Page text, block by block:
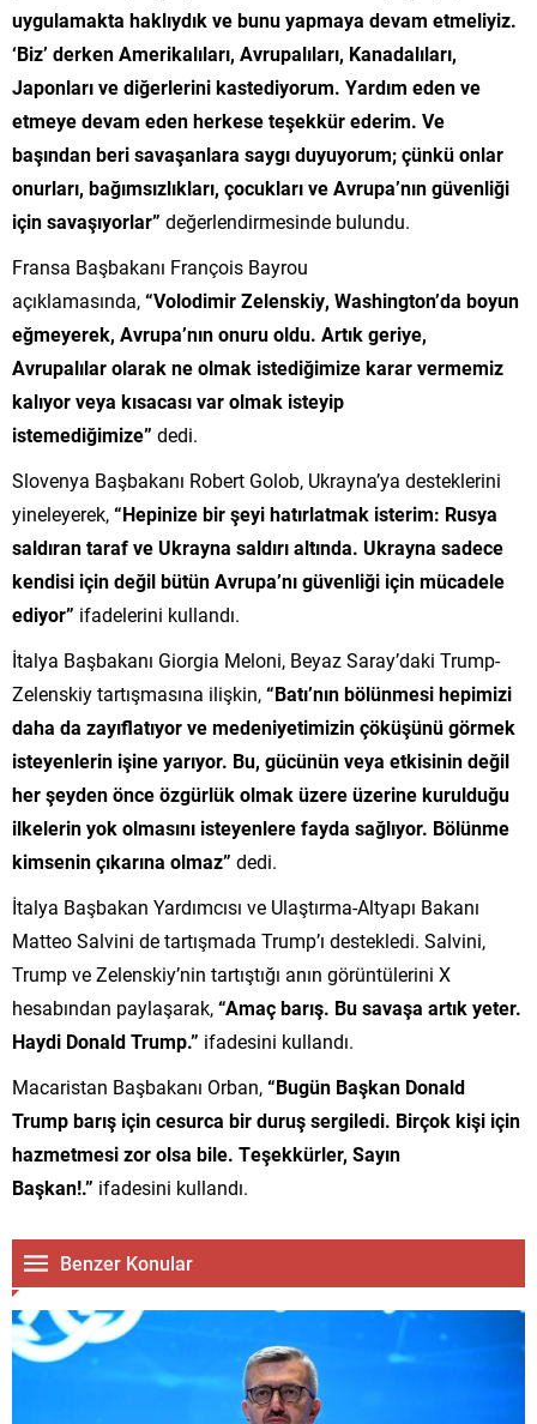
uygulamakta haklıydık ve bunu yapmaya devam etmeliyiz.
‘Biz’ derken Amerikalıları, Avrupalıları, Kanadalıları,
Japonları ve diğerlerini kastediyorum. Yardım eden ve
etmeye devam eden herkese teşekkür ederim. Ve
başından beri savaşanlara saygı duyuyorum; çünkü onlar
onurları, bağımsızlıkları, çocukları ve Avrupa’nın güvenliği
için savaşıyorlar” değerlendirmesinde bulundu.
Fransa Başbakanı François Bayrou
açıklamasında,“Volodimir Zelenskiy, Washington’da boyun
eğmeyerek, Avrupa’nın onuru oldu. Artık geriye,
Avrupalılar olarak ne olmak istediğimize karar vermemiz
kalıyor veya kısacası var olmak isteyip
istemediğimize” dedi.
Slovenya Başbakanı Robert Golob, Ukrayna’ya desteklerini
yineleyerek,“Hepinize bir şeyi hatırlatmak isterim: Rusya
saldıran taraf ve Ukrayna saldırı altında. Ukrayna sadece
kendisi için değil bütün Avrupa’nı güvenliği için mücadele
ediyor” ifadelerini kullandı.
İtalya Başbakanı Giorgia Meloni, Beyaz Saray’daki Trump-
Zelenskiy tartışmasına ilişkin,“Batı’nın bölünmesi hepimizi
daha da zayıflatıyor ve medeniyetimizin çöküşünü görmek
isteyenlerin işine yarıyor. Bu, gücünün veya etkisinin değil
her şeyden önce özgürlük olmak üzere üzerine kurulduğu
ilkelerin yok olmasını isteyenlere fayda sağlıyor. Bölünme
kimsenin çıkarına olmaz” dedi.
İtalya Başbakan Yardımcısı ve Ulaştırma-Altyapı Bakanı
Matteo Salvini de tartışmada Trump’ı destekledi. Salvini,
Trump ve Zelenskiy’nin tartıştığı anın görüntülerini X
hesabından paylaşarak,“Amaç barış. Bu savaşa artık yeter.
Haydi Donald Trump.” ifadesini kullandı.
Macaristan Başbakanı Orban,“Bugün Başkan Donald
Trump barış için cesurca bir duruş sergiledi. Birçok kişi için
hazmetmesi zor olsa bile. Teşekkürler, Sayın
Başkan!.” ifadesini kullandı.
Benzer Konular